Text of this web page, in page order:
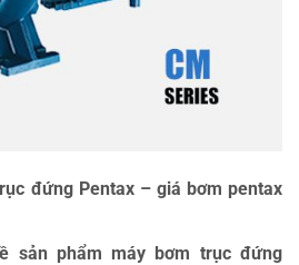
đứng Pentax – giá bơm pentax
sản phẩm máy bơm trục đứng